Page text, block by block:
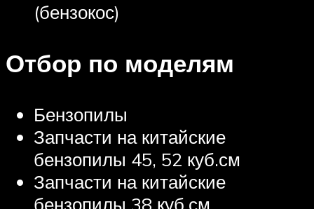
(бензокос)
Отбор по моделям
Бензопилы
Запчасти на китайские
бензопилы 45, 52 куб.см
Запчасти на китайские
бензопилы 38 куб.см